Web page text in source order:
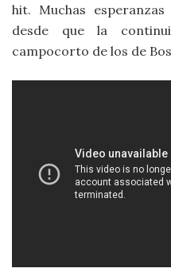
hit. Muchas
desde que la
campocorto de los de